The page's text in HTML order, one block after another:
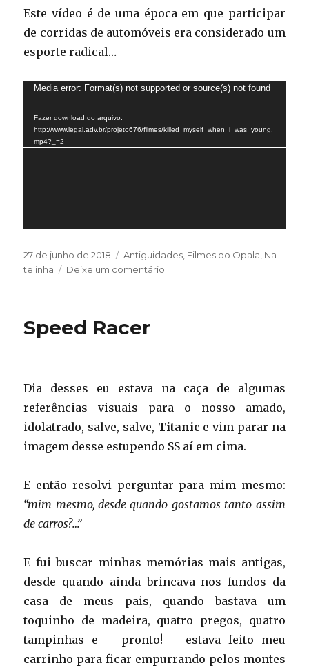
Este vídeo é de uma época em que participar
de corridas de automóveis era considerado um
esporte radical…
Tocador
vídeo
Media error: Format(s) not supported or source(s) not found
Fazer download do arquivo:
http://www.legal.adv.br/projeto676/filmes/killed_myself_when_i_was_young.
mp4?_=2
Publicado
em
27 de junho de 2018 Categorias
Antiguidades Filmes do Opala Na
telinha
Deixe um comentário
Speed Racer
Dia desses eu estava na caça de algumas
referências visuais para o nosso amado,
idolatrado, salve, salve, Titanic e vim parar na
imagem desse estupendo SS aí em cima.
E então resolvi perguntar para mim mesmo:
“mim mesmo, desde quando gostamos tanto assim
de carros?…”
E fui buscar minhas memórias mais antigas,
desde quando ainda brincava nos fundos da
casa de meus pais, quando bastava um
toquinho de madeira, quatro pregos, quatro
tampinhas e – pronto! – estava feito meu
carrinho para ficar empurrando pelos montes